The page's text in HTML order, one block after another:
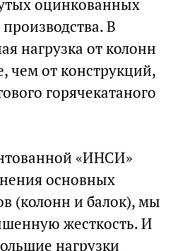
оцинкованных
В
нагрузка от колонн
чем от конструкций,
горячекатаного
«ИНСИ»
основных
(колонн и балок), мы
жесткость. И
нагрузки